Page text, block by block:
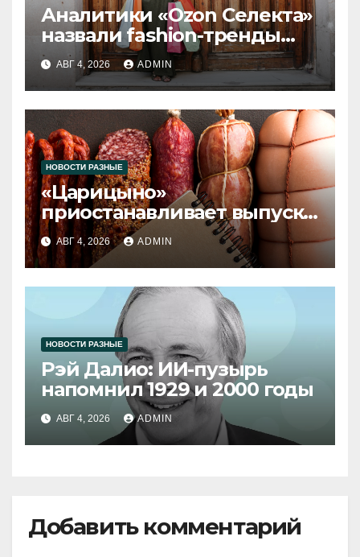
Аналитики «Ozon Селекта»
назвали fashion-тренды
2026 года
АВГ 4, 2026 ADMIN
НОВОСТИ РАЗНЫЕ
«Царицыно»
приостанавливает выпуск
продукции
АВГ 4, 2026 ADMIN
НОВОСТИ РАЗНЫЕ
Рэй Далио: ИИ-пузырь
напомнил 1929 и 2000 годы
АВГ 4, 2026 ADMIN
Добавить комментарий